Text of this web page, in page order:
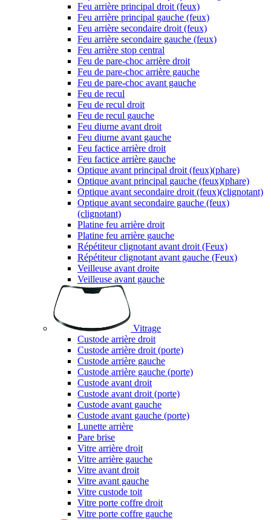
Feu arrière principal droit (feux)
Feu arrière principal gauche (feux)
Feu arrière secondaire droit (feux)
Feu arrière secondaire gauche (feux)
Feu arrière stop central
Feu de pare-choc arrière droit
Feu de pare-choc arrière gauche
Feu de pare-choc avant gauche
Feu de recul
Feu de recul droit
Feu de recul gauche
Feu diurne avant droit
Feu diurne avant gauche
Feu factice arrière droit
Feu factice arrière gauche
Optique avant principal droit (feux)(phare)
Optique avant principal gauche (feux)(phare)
Optique avant secondaire droit (feux)(clignotant)
Optique avant secondaire gauche (feux)
(clignotant)
Platine feu arrière droit
Platine feu arrière gauche
Répétiteur clignotant avant droit (Feux)
Répétiteur clignotant avant gauche (Feux)
Veilleuse avant droite
Veilleuse avant gauche
Vitrage
Custode arrière droit
Custode arrière droit (porte)
Custode arrière gauche
Custode arrière gauche (porte)
Custode avant droit
Custode avant droit (porte)
Custode avant gauche
Custode avant gauche (porte)
Lunette arrière
Pare brise
Vitre arrière droit
Vitre arrière gauche
Vitre avant droit
Vitre avant gauche
Vitre custode toit
Vitre porte coffre droit
Vitre porte coffre gauche